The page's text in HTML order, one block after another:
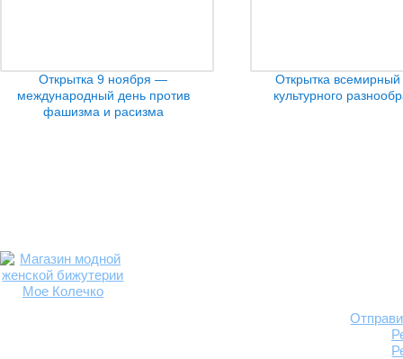
Открытка 9 ноября —
международный день против
фашизма и расизма
Открытка всемирный
культурного